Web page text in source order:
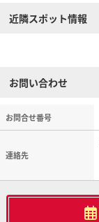
近隣スポット情報
お問い合わせ
お問合せ番号
連絡先